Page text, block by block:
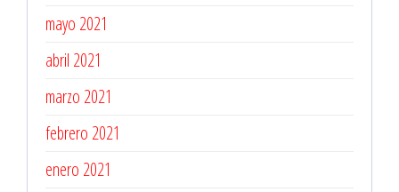
mayo 2021
abril 2021
marzo 2021
febrero 2021
enero 2021